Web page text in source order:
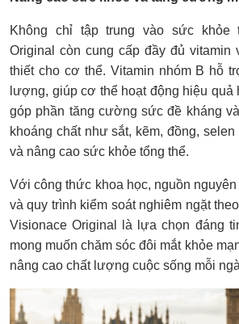
Không chỉ tập trung vào sức khỏe
Original còn cung cấp đầy đủ vitamin
thiết cho cơ thể. Vitamin nhóm B hỗ
lượng, giúp cơ thể hoạt động hiệu quả
góp phần tăng cường sức đề kháng
khoáng chất như sắt, kẽm, đồng,
và nâng cao sức khỏe tổng thể.
Với công thức khoa học, nguồn
và quy trình kiểm soát nghiêm ngặt
Visionace Original là lựa chọn đáng
mong muốn chăm sóc đôi mắt khỏe
nâng cao chất lượng cuộc sống mỗi